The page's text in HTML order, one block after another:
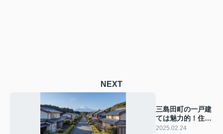
NEXT
三島田町の一戸建
ては魅力的！住環
境と購入ポイント
2025.02.24